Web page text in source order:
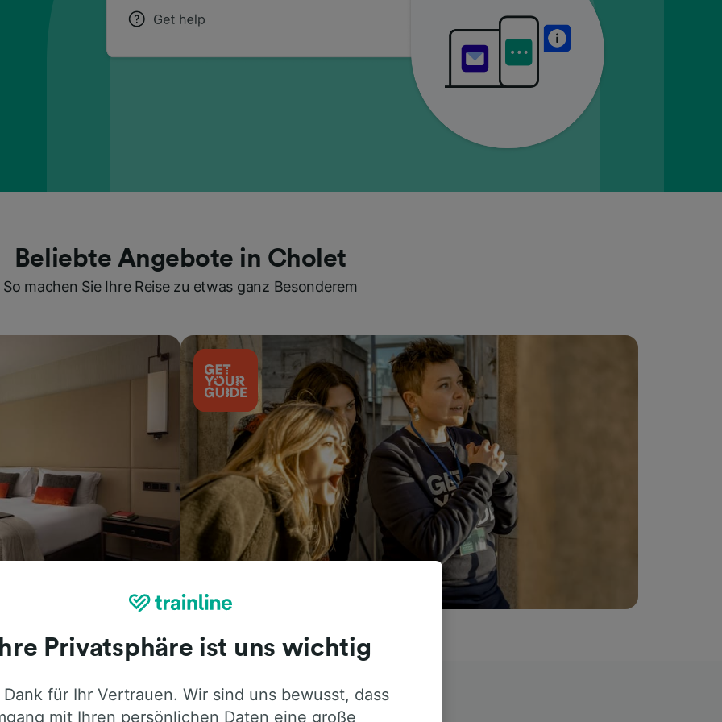
Beliebte Angebote in Cholet
So machen Sie Ihre Reise zu etwas ganz Besonderem
ehrliche Meinung von Trainline-Nutzern
Ihre Privatsphäre ist uns wichtig
für Ihr Vertrauen. Wir sind uns bewusst, dass
mit Ihren persönlichen Daten eine große